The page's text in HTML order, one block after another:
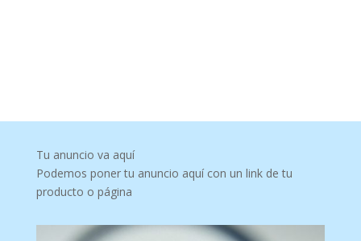
Tu anuncio va aquí
Podemos poner tu anuncio aquí con un link de tu
producto o página